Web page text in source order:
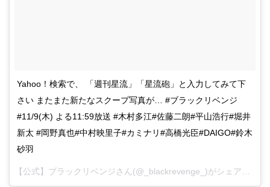
Yahoo！検索で、 「週刊星流」「星流砲」と入力してみて下
さい またまた新たなスクープ写真が… #ブラックリベンジ
#11/9(木) よる11:59放送 #木村多江#佐藤二朗#平山浩行#堀井
新太 #岡野真也#中村映里子#カミナリ#高橋光臣#DAIGO#鈴木
砂羽